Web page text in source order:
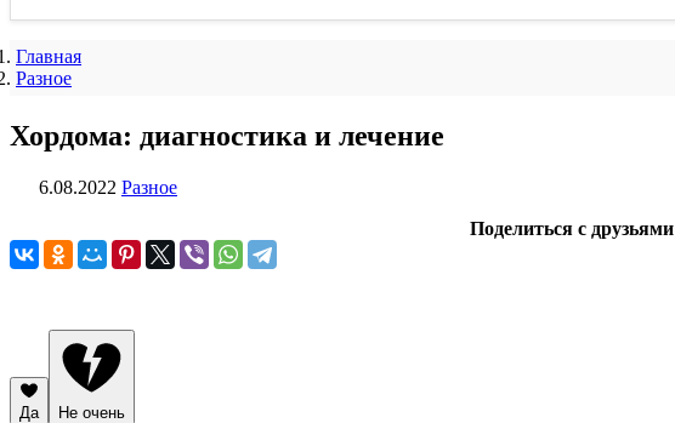
Главная
Разное
Хордома: диагностика и лечение
6.08.2022 Разное
Поделиться с друзьями
Да Не очень